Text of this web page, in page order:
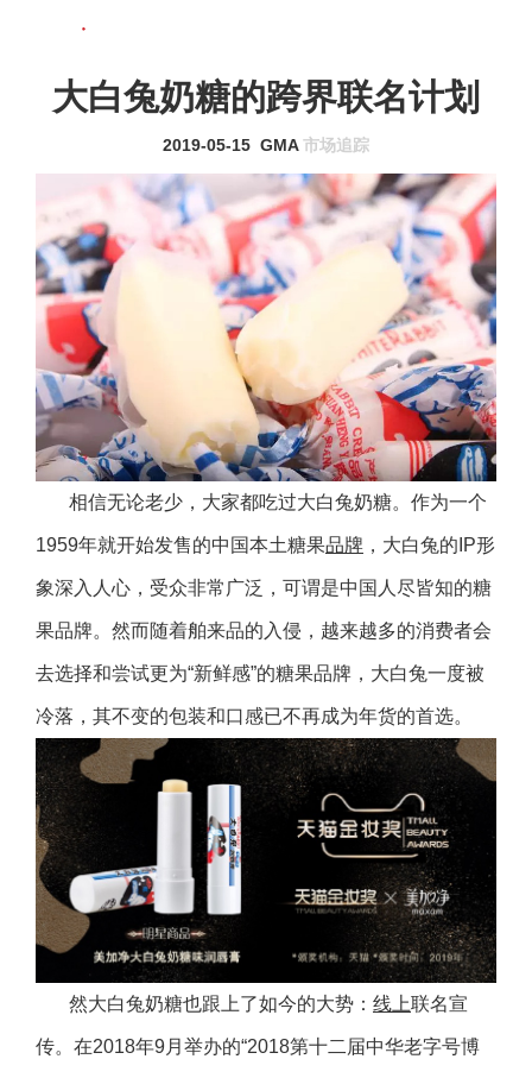
大白兔奶糖的跨界联名计划
2019-05-15 GMA 市场追踪
相信无论老少，大家都吃过大白兔奶糖。作为一个
1959年就开始发售的中国本土糖果品牌 ，大白兔的IP形
象深入人心，受众非常广泛，可谓是中国人尽皆知的糖
果品牌。然而随着舶来品的入侵，越来越多的消费者会
去选择和尝试更为“新鲜感”的糖果品牌，大白兔一度被
冷落，其不变的包装和口感已不再成为年货的首选。
然大白兔奶糖也跟上了如今的大势： 线上联名宣
传。在2018年9月举办的“2018第十二届中华老字号博